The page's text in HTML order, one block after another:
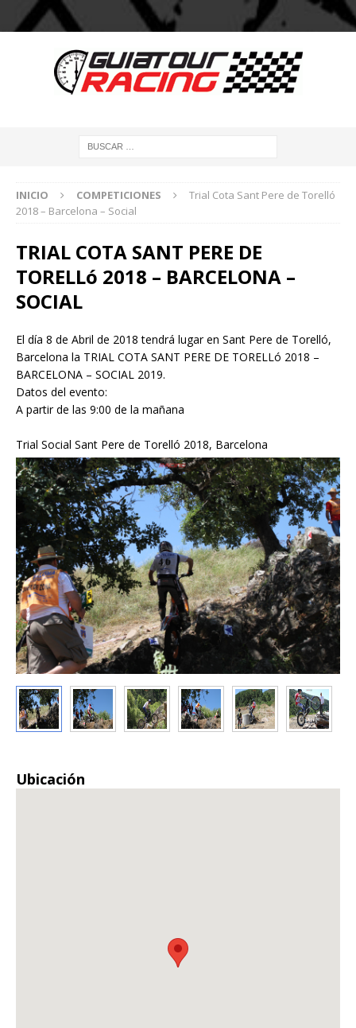
INICIO COMPETICIONES
Trial Cota Sant Pere de Torelló
2018 – Barcelona – Social
TRIAL COTA SANT PERE DE
TORELLó 2018 – BARCELONA –
SOCIAL
El día 8 de Abril de 2018 tendrá lugar en Sant Pere de Torelló,
Barcelona la TRIAL COTA SANT PERE DE TORELLó 2018 –
BARCELONA – SOCIAL 2019.
Datos del evento:
A partir de las 9:00 de la mañana
Trial Social Sant Pere de Torelló 2018, Barcelona
Ubicación